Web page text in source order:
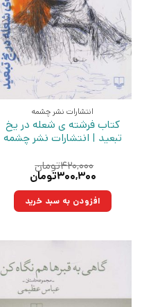
انتشارات نشر چشمه
کتاب فرشته ی شعله در یخ
تبعید | انتشارات نشر چشمه
۴۲۰,۰۰۰تومان
قیمت
۴۲۰,۰۰۰تومان
بود.
۳۰۰,۳۰۰تومان
۳۰۰,۳۰۰تومان.افزودن به سبد خرید